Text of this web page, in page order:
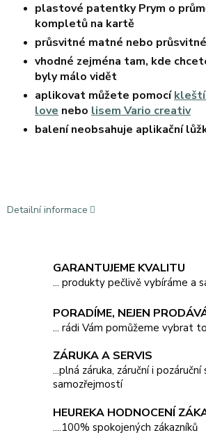
plastové patentky Prym o
kompletů na kartě
průsvitné matné nebo
vhodné zejména tam, kde
byly málo vidět
aplikovat můžete pomocíkleští
love nebo lisem Vario creativ
balení neobsahuje aplikační
Detailní informace
GARANTUJEME KVALITU
... produkty pečlivě vybíráme a
PORADÍME, NEJEN
... rádi Vám pomůžeme vybrat
ZÁRUKA A SERVIS
...plná záruka, záruční i pozáruční
samozřejmostí
HEUREKA HODNOCENÍ
....100% spokojených zákazníků